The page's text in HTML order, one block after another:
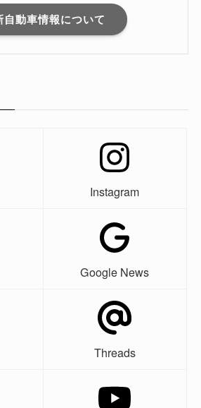
自動車情報について
Instagram
Google News
Threads